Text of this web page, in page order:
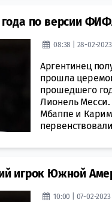
по версии
08:38 | 28-02-2023
Аргентинец
прошла
прошедшего
Лионель
Мбаппе и
игрок Южной
10:00 | 07-02-2023